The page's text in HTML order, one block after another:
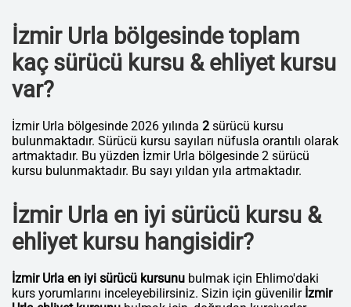
İzmir Urla bölgesinde toplam
kaç sürücü kursu & ehliyet kursu
var?
İzmir Urla bölgesinde 2026 yılında 2 sürücü kursu
bulunmaktadır. Sürücü kursu sayıları nüfusla orantılı olarak
artmaktadır. Bu yüzden İzmir Urla bölgesinde 2 sürücü
kursu bulunmaktadır. Bu sayı yıldan yıla artmaktadır.
İzmir Urla en iyi sürücü kursu &
ehliyet kursu hangisidir?
İzmir Urla en iyi sürücü kursunu bulmak için Ehlimo'daki
kurs yorumlarını inceleyebilirsiniz. Sizin için güvenilir İzmir